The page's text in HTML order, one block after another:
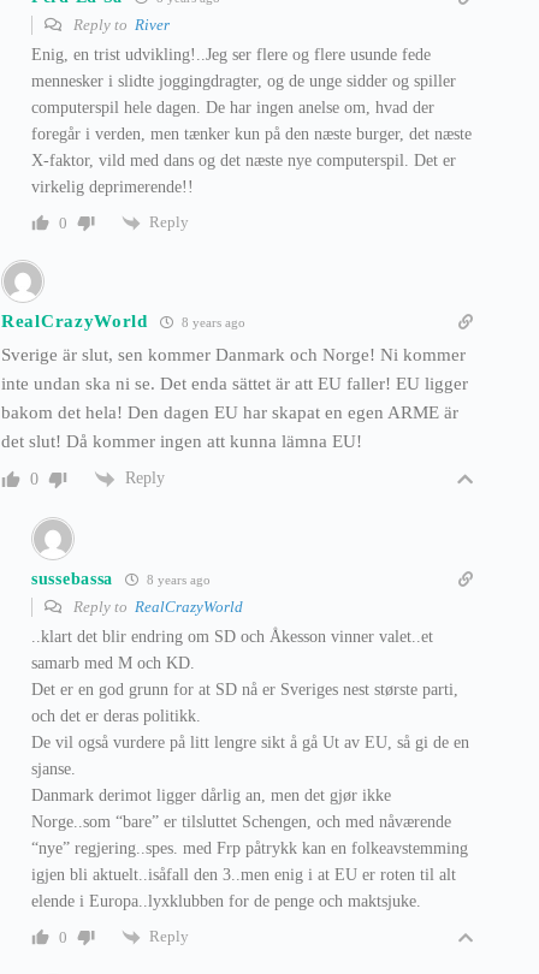
Reply to River
Enig, en trist udvikling!..Jeg ser flere og flere usunde fede
mennesker i slidte joggingdragter, og de unge sidder og spiller
computerspil hele dagen. De har ingen anelse om, hvad der
foregår i verden, men tænker kun på den næste burger, det næste
X-faktor, vild med dans og det næste nye computerspil. Det er
virkelig deprimerende!!
0
Reply
RealCrazyWorld 8 years ago
Sverige är slut, sen kommer Danmark och Norge! Ni kommer
inte undan ska ni se. Det enda sättet är att EU faller! EU ligger
bakom det hela! Den dagen EU har skapat en egen ARME är
det slut! Då kommer ingen att kunna lämna EU!
0 Reply
sussebassa 8 years ago
Reply to RealCrazyWorld
..klart det blir endring om SD och Åkesson vinner valet..et
samarb med M och KD.
Det er en god grunn for at SD nå er Sveriges nest største parti,
och det er deras politikk.
De vil også vurdere på litt lengre sikt å gå Ut av EU, så gi de en
sjanse.
Danmark derimot ligger dårlig an, men det gjør ikke
Norge..som “bare” er tilsluttet Schengen, och med nåværende
“nye” regjering..spes. med Frp påtrykk kan en folkeavstemming
igjen bli aktuelt..isåfall den 3..men enig i at EU er roten til alt
elende i Europa..lyxklubben for de penge och maktsjuke.
0
Reply